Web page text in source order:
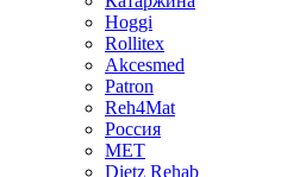
Hoggi
Rollitex
Akcesmed
Patron
Reh4Mat
Россия
МЕТ
Dietz Rehab